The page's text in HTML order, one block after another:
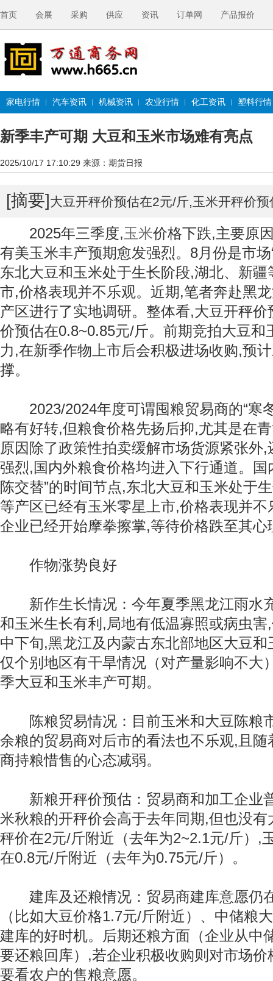
首页 会展 采购 供应 资讯 订单网 产品报价
家电行情 汽车资讯 机械资讯 农业行情 化工资讯 塑料行情
新季丰产可期 大豆和玉米市场难有亮点
2025/10/17 17:10:29 来源：期货日报
[摘要]大豆开秤价预估在2元/斤,玉米开秤价
2025年三季度,玉米价格下跌,主要原
有美玉米丰产预期愈发强烈。8月份是市
东北大豆和玉米处于生长阶段,湖北、新
市,价格表现并不乐观。近期,笔者奔赴黑
产区进行了实地调研。整体看,大豆开秤
价预估在0.8~0.85元/斤。前期竞拍大豆和
力,在新季作物上市后会积极进场收购,预
撑。
2023/2024年度可谓囤粮贸易商的“寒
略有好转,但粮食价格先扬后抑,尤其是在
原因除了政策性拍卖缓解市场货源紧张外
强烈,国内外粮食价格均进入下行通道。国
陈交替”的时间节点,东北大豆和玉米处于
等产区已经有玉米零星上市,价格表现并
企业已经开始摩拳擦掌,等待价格跌至其
作物涨势良好
新作生长情况：今年夏季黑龙江雨水
和玉米生长有利,局地有低温寡照或病虫
中下旬,黑龙江及内蒙古东北部地区大豆
仅个别地区有干旱情况（对产量影响不大
季大豆和玉米丰产可期。
陈粮贸易情况：目前玉米和大豆陈粮
余粮的贸易商对后市的看法也不乐观,且
商持粮惜售的心态减弱。
新粮开秤价预估：贸易商和加工企业
米秋粮的开秤价会高于去年同期,但也没
秤价在2元/斤附近（去年为2~2.1元/斤）,
在0.8元/斤附近（去年为0.75元/斤）。
建库及还粮情况：贸易商建库意愿仍
（比如大豆价格1.7元/斤附近）、中储粮
建库的好时机。后期还粮方面（企业从中
要还粮回库）,若企业积极收购则对市场
要看农户的售粮意愿。